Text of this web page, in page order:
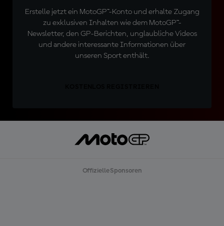
Erstelle jetzt ein MotoGP™-Konto und erhalte Zugang
zu exklusiven Inhalten wie dem MotoGP™-
Newsletter, den GP-Berichten, unglaubliche Videos
und andere interessante Informationen über
unseren Sport enthält.
Offizielle Sponsoren